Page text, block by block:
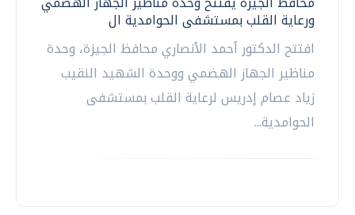
ورعاية القلب بمستشفى الحوامدية ال
افتتح الدكتور أحمد الأنصاري محافظ الجيزة، وحدة
مناظير الجهاز الهضمي ووحدة الشهيد النقيب
زياد عصام إدريس لرعاية القلب بمستشفى
الحوامدية...